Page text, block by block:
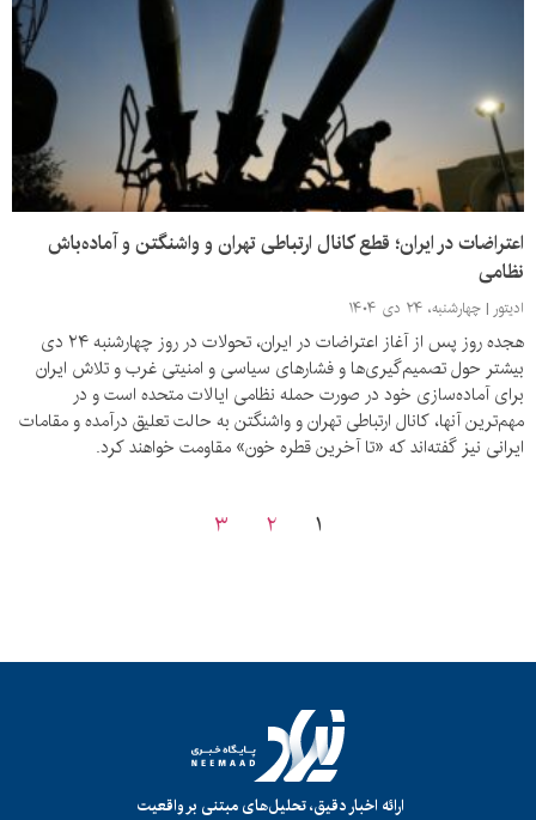
اعتراضات در ایران؛ قطع کانال ارتباطی تهران و واشنگتن و آماده‌باش
نظامی
ادیتور چهارشنبه، ۲۴ دی ۱۴۰۴
هجده روز پس از آغاز اعتراضات در ایران، تحولات در روز چهارشنبه ۲۴ دی
بیشتر حول تصمیم‌گیری‌ها و فشارهای سیاسی و امنیتی غرب و تلاش ایران
برای آماده‌سازی خود در صورت حمله نظامی ایالات متحده است و در
مهم‌ترین آنها، کانال ارتباطی تهران و واشنگتن به حالت تعلیق درآمده و مقامات
ایرانی نیز گفته‌اند که «تا آخرین قطره خون» مقاومت خواهند کرد.
۱ ۲ ۳
ارائه اخبار دقیق، تحلیل‌های مبتنی بر واقعیت